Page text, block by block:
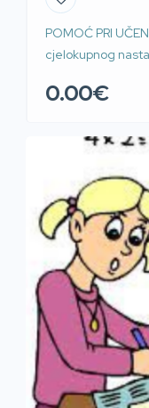
POMOĆ PRI
cjelokupnog
učenju, klasično
lekcije) iz
predmeti),
WhatsAppa uživo
0.00€